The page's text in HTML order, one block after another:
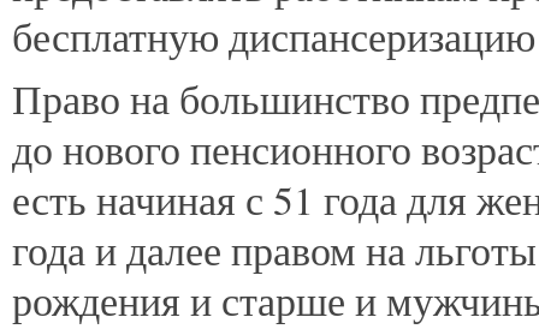
бесплатную
Право на большинство
до нового пенсионного
есть начиная с 51 года для
года и далее правом на
рождения и старше и